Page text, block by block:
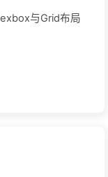
与Grid布局